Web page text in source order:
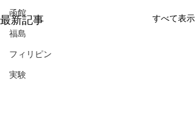
函館
福島
フィリピン
実験
最新記事 すべて表示